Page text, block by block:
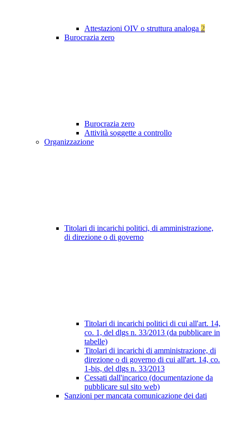
Attestazioni OIV o struttura analoga 2
Burocrazia zero
Burocrazia zero
Attività soggette a controllo
Organizzazione
Titolari di incarichi politici, di amministrazione,
di direzione o di governo
Titolari di incarichi politici di cui all'art. 14,
co. 1, del dlgs n. 33/2013 (da pubblicare in
tabelle)
Titolari di incarichi di amministrazione, di
direzione o di governo di cui all'art. 14, co.
1-bis, del dlgs n. 33/2013
Cessati dall'incarico (documentazione da
pubblicare sul sito web)
Sanzioni per mancata comunicazione dei dati